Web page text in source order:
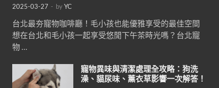
2025-03-27 - byYC
台北最夯寵物咖啡廳！毛小孩也能優雅享受的最佳空間
想在台北和毛小孩一起享受悠閒下午茶時光嗎？台北寵
物 …
寵物異味與清潔處理全攻略：狗洗
澡、貓尿味、薰衣草影響一次解答！